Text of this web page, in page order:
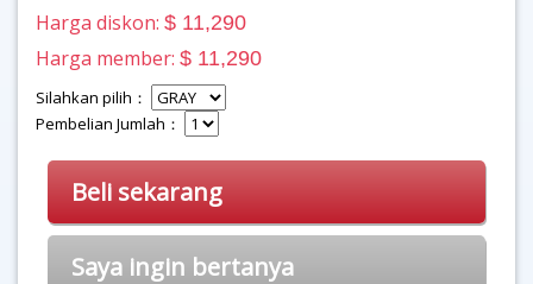
Harga diskon: $ 11,290
Harga member: $ 11,290
Silahkan pilih：
Pembelian Jumlah：
Beli sekarang
Saya ingin bertanya